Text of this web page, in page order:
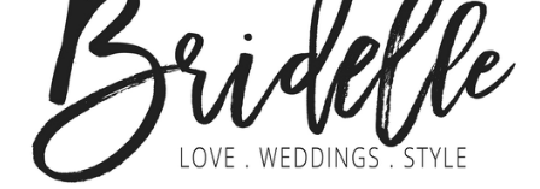
KONTAKT
REKLAMA
ADVERTISING